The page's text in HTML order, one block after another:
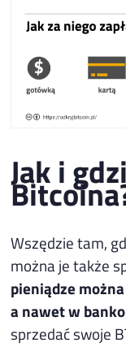
Jak i
Wszędzie tam,
można je także
pieniądze
a nawet w
sprzedać swoje